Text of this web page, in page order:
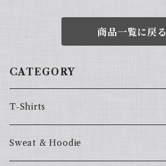
商品一覧に戻る
CATEGORY
T-Shirts
57Fake
Sweat & Hoodie